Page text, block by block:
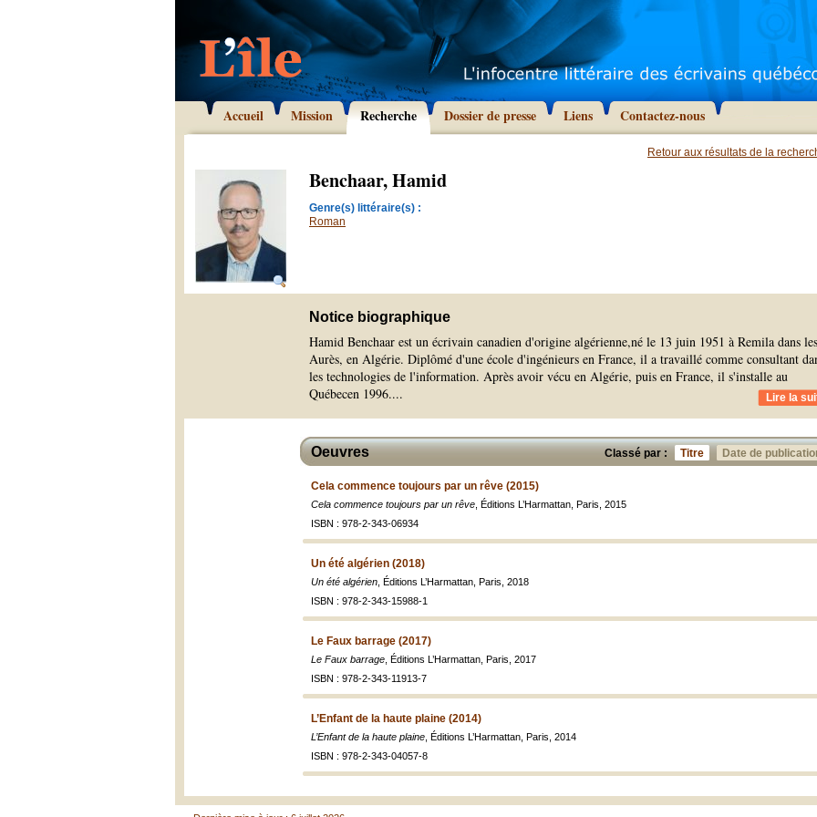
Accueil Mission Recherche Dossier de presse Liens Contactez-nous
Retour aux résultats de la
Benchaar, Hamid
Genre(s) littéraire(s) :
Roman
Notice biographique
Hamid Benchaar est un écrivain canadien d'origine algérienne,né le 13 juin 1951 à Remila dans les
Aurès, en Algérie. Diplômé d'une école d'ingénieurs en France, il a travaillé comme consultant
les technologies de l'information. Après avoir vécu en Algérie, puis en France, il s'installe au
Québecen 1996.... Lire la
Classé par : Titre Date de
Oeuvres
Cela commence toujours par un rêve (2015)
Cela commence toujours par un rêve , Éditions L’Harmattan, Paris, 2015
ISBN : 978-2-343-06934
Un été algérien (2018)
Un été algérien , Éditions L’Harmattan, Paris, 2018
ISBN : 978-2-343-15988-1
Le Faux barrage (2017)
Le Faux barrage , Éditions L’Harmattan, Paris, 2017
ISBN : 978-2-343-11913-7
L’Enfant de la haute plaine (2014)
L’Enfant de la haute plaine , Éditions L’Harmattan, Paris, 2014
ISBN : 978-2-343-04057-8